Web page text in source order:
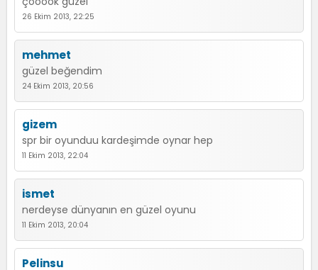
26 Ekim 2013, 22:25
mehmet
güzel beğendim
24 Ekim 2013, 20:56
gizem
spr bir oyunduu kardeşimde oynar hep
11 Ekim 2013, 22:04
ismet
nerdeyse dünyanın en güzel oyunu
11 Ekim 2013, 20:04
Pelinsu